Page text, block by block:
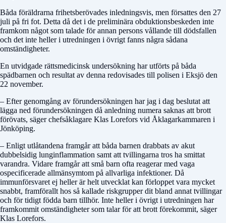
Båda föräldrarna frihetsberövades inledningsvis, men försattes den 27
juli på fri fot. Detta då det i de preliminära obduktionsbeskeden inte
framkom något som talade för annan persons vållande till dödsfallen
och det inte heller i utredningen i övrigt fanns några sådana
omständigheter.
En utvidgade rättsmedicinsk undersökning har utförts på båda
spädbarnen och resultat av denna redovisades till polisen i Eksjö den
22 november.
– Efter genomgång av förundersökningen har jag i dag beslutat att
lägga ned förundersökningen då anledning numera saknas att brott
förövats, säger chefsåklagare Klas Lorefors vid Åklagarkammaren i
Jönköping.
– Enligt utlåtandena framgår att båda barnen drabbats av akut
dubbelsidig lunginflammation samt att tvillingarna tros ha smittat
varandra. Vidare framgår att små barn ofta reagerar med vaga
ospecificerade allmänsymtom på allvarliga infektioner. Då
immunförsvaret ej heller är helt utvecklat kan förloppet vara mycket
snabbt, framförallt hos så kallade riskgrupper dit bland annat tvillingar
och för tidigt födda barn tillhör. Inte heller i övrigt i utredningen har
framkommit omständigheter som talar för att brott förekommit, säger
Klas Lorefors.